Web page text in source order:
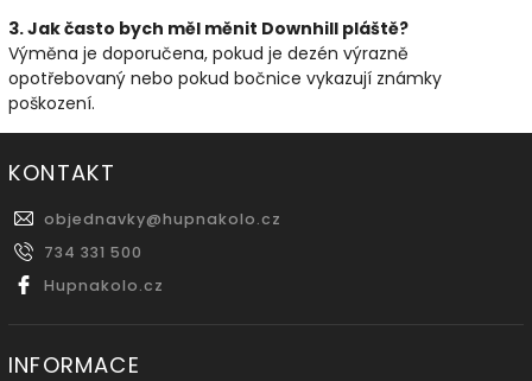
3. Jak často bych měl měnit Downhill pláště?
Výměna je doporučena, pokud je dezén výrazně
opotřebovaný nebo pokud bočnice vykazují známky
poškození.
KONTAKT
objednavky@hupnakolo.cz
734 331 500
Hupnakolo.cz
INFORMACE